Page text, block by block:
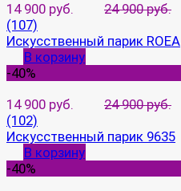
14 900 руб.
24 900 руб.
(107)
Искусственный парик ROEA
В корзину
-40%
14 900 руб.
24 900 руб.
(102)
Искусственный парик 9635
В корзину
-40%